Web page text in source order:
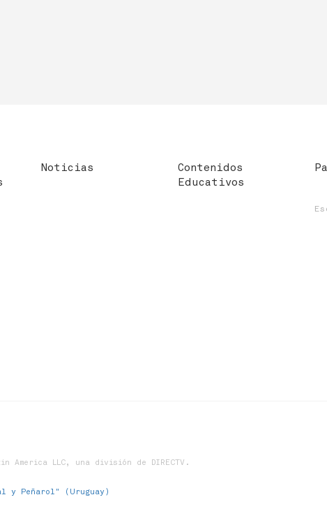
Noticias
Contenidos
Educativos
America LLC, una división de DIRECTV.
y Peñarol" (Uruguay)